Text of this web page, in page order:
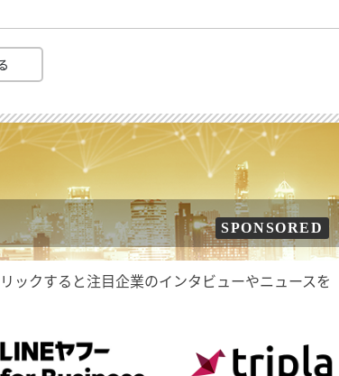
SPONSORED
ックすると注目企業のインタビューやニュースを